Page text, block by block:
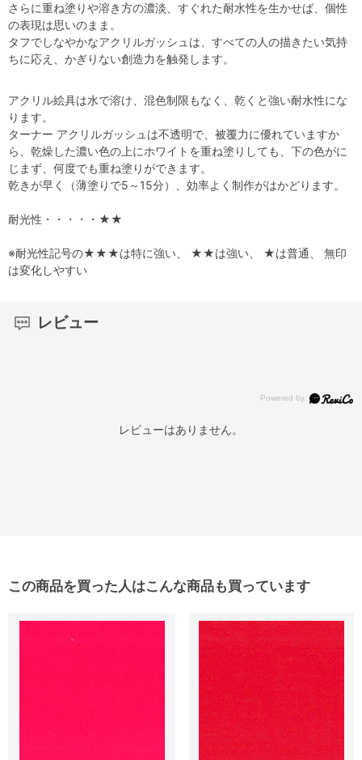
さらに重ね塗りや溶き方の濃淡、すぐれた耐水性を生かせば、個性
の表現は思いのまま。
タフでしなやかなアクリルガッシュは、すべての人の描きたい気持
ちに応え、かぎりない創造力を触発します。
アクリル絵具は水で溶け、混色制限もなく、乾くと強い耐水性にな
ります。
ターナー アクリルガッシュは不透明で、被覆力に優れていますか
ら、乾燥した濃い色の上にホワイトを重ね塗りしても、下の色がに
じまず、何度でも重ね塗りができます。
乾きが早く（薄塗りで5～15分）、効率よく制作がはかどります。
耐光性・・・・・★★
※耐光性記号の★★★は特に強い、 ★★は強い、 ★は普通、 無印
は変化しやすい
レビュー
レビューはありません。
この商品を買った人はこんな商品も買っています